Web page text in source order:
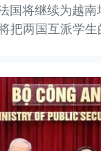
国将继续为越
把两国互派学生